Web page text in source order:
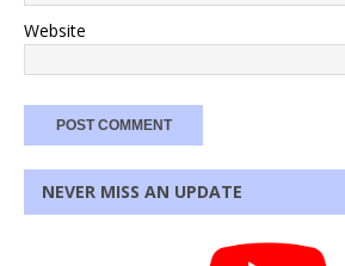
Website
NEVER MISS AN UPDATE